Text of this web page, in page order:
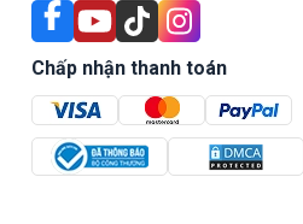
Chấp nhận thanh toán